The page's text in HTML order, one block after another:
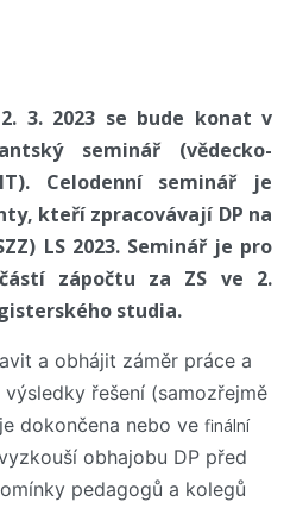
3. 2023 se bude konat v
seminář (vědecko-
Celodenní seminář je
kteří zpracovávají DP na
LS 2023. Seminář je pro
zápočtu za ZS ve 2.
studia.
a obhájit záměr práce a
řešení (samozřejmě
dokončena nebo ve finální
obhajobu DP před
pedagogů a kolegů